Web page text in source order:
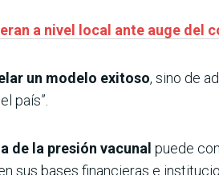
a nivel local ante auge del
un modelo exitoso, sino de
país”.
de la presión vacunal puede
sus bases financieras e